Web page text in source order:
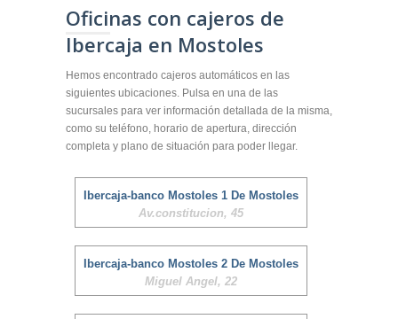
Oficinas con cajeros de
Ibercaja en Mostoles
Hemos encontrado cajeros automáticos en las
siguientes ubicaciones. Pulsa en una de las
sucursales para ver información detallada de la misma,
como su teléfono, horario de apertura, dirección
completa y plano de situación para poder llegar.
Ibercaja-banco Mostoles 1 De Mostoles
Av.constitucion, 45
Ibercaja-banco Mostoles 2 De Mostoles
Miguel Angel, 22